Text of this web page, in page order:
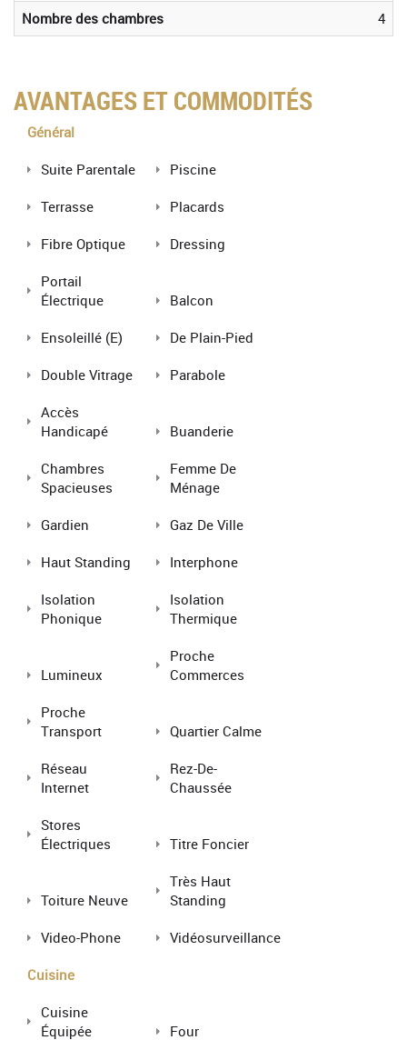
Nombre des chambres 4
AVANTAGES ET COMMODITÉS
Général
Suite Parentale Piscine
Terrasse Placards
Fibre Optique Dressing
Portail
Électrique
Balcon
Ensoleillé (e) De Plain-Pied
Double Vitrage Parabole
Accès
Handicapé
Buanderie
Chambres
Spacieuses
Femme De
Ménage
Gardien Gaz De Ville
Haut Standing Interphone
Isolation
Phonique
Isolation
Thermique
Lumineux
Proche
Commerces
Proche
Transport
Quartier Calme
Réseau
Internet
Rez-De-
Chaussée
Stores
Électriques
Titre Foncier
Toiture Neuve
Très Haut
Standing
Video-Phone Vidéosurveillance
Cuisine
Cuisine
Équipée
Four